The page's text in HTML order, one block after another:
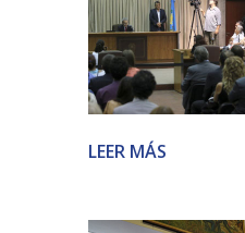
LEER MÁS